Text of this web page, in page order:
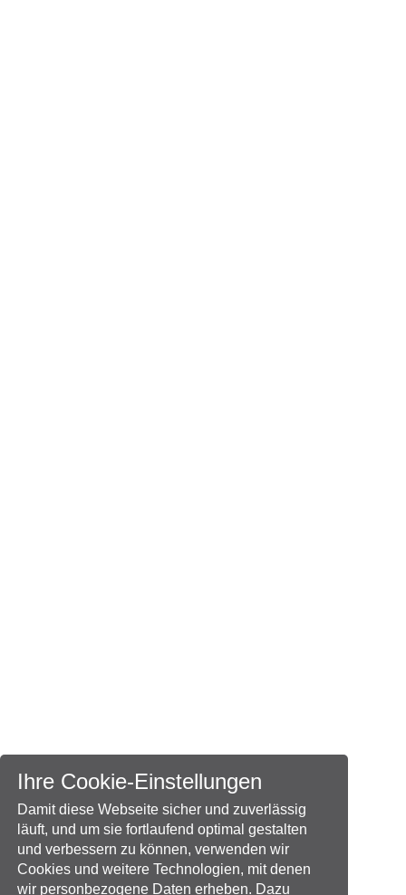
Ihre Cookie-Einstellungen
Damit diese Webseite sicher und zuverlässig
läuft, und um sie fortlaufend optimal gestalten
und verbessern zu können, verwenden wir
Cookies und weitere Technologien, mit denen
wir personbezogene Daten erheben. Dazu